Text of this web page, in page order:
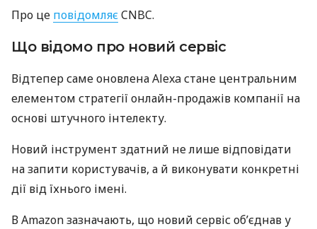
Про це повідомляєCNBC.
Що відомо про новий сервіс
Відтепер саме оновлена Alexa стане центральним
елементом стратегії онлайн-продажів компанії на
основі штучного інтелекту.
Новий інструмент здатний не лише відповідати
на запити користувачів, а й виконувати конкретні
дії від їхнього імені.
В Amazon зазначають, що новий сервіс об’єднав у